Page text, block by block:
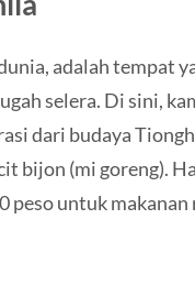
adalah tempat
selera. Di sini,
dari budaya
bijon (mi goreng).
untuk makanan